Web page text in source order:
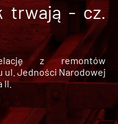
trwają - cz.
z remontów
ul. Jedności Narodowej
II.